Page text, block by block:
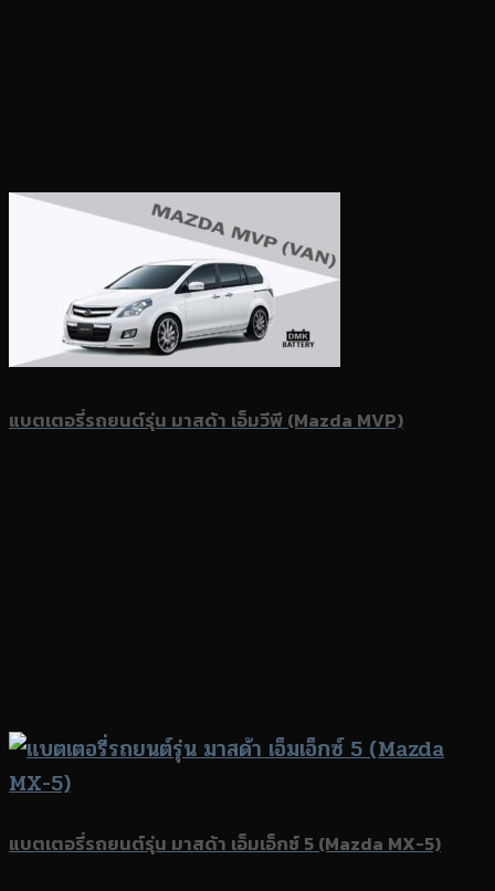
แบตเตอรี่รถยนต์รุ่น มาสด้า เอ็มวีพี (Mazda MVP)
แบตเตอรี่รถยนต์รุ่น มาสด้า เอ็มเอ็กซ์ 5 (Mazda MX-5)